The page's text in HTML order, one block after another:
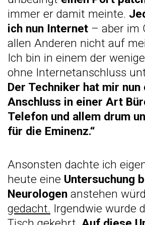
immer er damit meinte.
ich nun Internet – aber im
allen Anderen nicht auf
Ich bin in einem der
ohne Internetanschluss
Der Techniker hat mir nun
Anschluss in einer Art
Telefon und allem drum
für die Eminenz.“
Ansonsten dachte ich
heute eine Untersuchung
Neurologen anstehen
gedacht. Irgendwie wurde